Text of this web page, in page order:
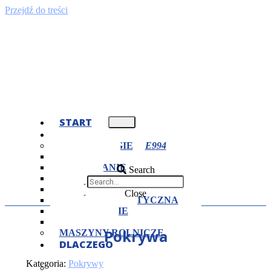
Przejdź do treści
START
TECHNOLOGIE
FREZOWANIE
CIĘCIE
OBRÓBKA CIEPLNA
OBRÓBKA PLASTYCZNA
SZLIFOWANIE
MASZYNY ROLNICZE
DLACZEGO
CERTYFIKATY
Search
Close
Pokrywa
Kategoria: Pokrywy